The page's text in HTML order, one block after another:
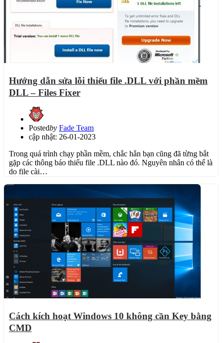
Hướng dẫn sửa lỗi thiếu file .DLL với phần mềm
DLL – Files Fixer
Postedby Fade Team
cập nhật: 26-01-2023
Trong quá trình chạy phần mềm, chắc hẳn bạn cũng đã từng bắt
gặp các thông báo thiếu file .DLL nào đó. Nguyên nhân có thể là
do file cài…
Cách kích hoạt Windows 10 không cần Key bằng
CMD